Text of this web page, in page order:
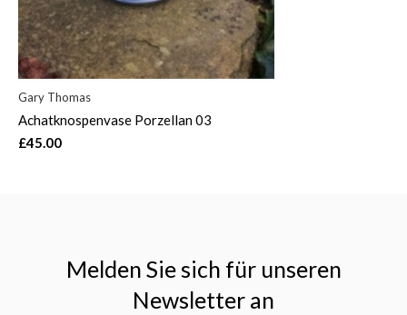
Gary Thomas
Achatknospenvase Porzellan 03
£45.00
Melden Sie sich für unseren
Newsletter an